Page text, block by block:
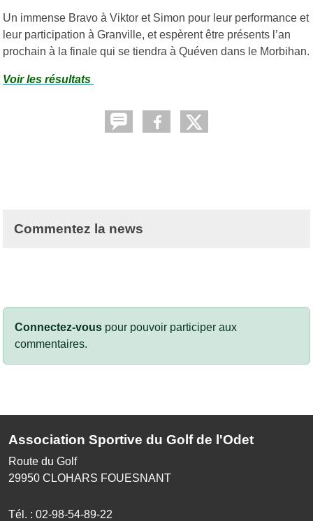
Un immense Bravo à Viktor et Simon pour leur performance et
leur participation à Granville, et espèrent être présents l’an
prochain à la finale qui se tiendra à Quéven dans le Morbihan.
Voir les résultats
Commentez la news
Connectez-vous pour pouvoir participer aux
commentaires.
Association Sportive du Golf de l'Odet
Route du Golf
29950 CLOHARS FOUESNANT
Tél. : 02-98-54-89-22